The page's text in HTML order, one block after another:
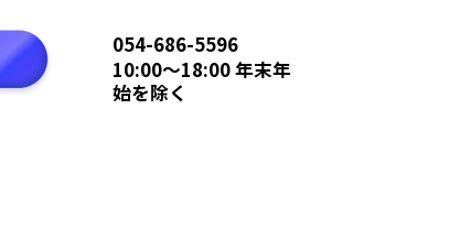
054-686-5596
10:00〜18:00 年末年
始を除く